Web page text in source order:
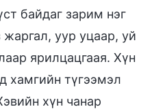
байдаг зарим нэг
уур уцаар, уй
ярилцацгаая. Хүн
хамгийн түгээмэл
хүн чанар